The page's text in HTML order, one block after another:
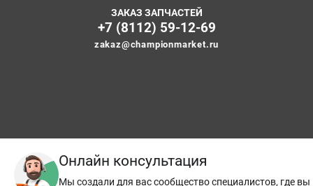
ЗАКАЗ ЗАПЧАСТЕЙ
+7 (8112) 59-12-69
zakaz@championmarket.ru
Онлайн консультация
Мы создали для вас сообщество специалистов, где